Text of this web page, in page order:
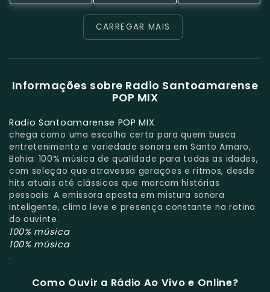
CARREGAR MAIS
Informações sobre Radio Santoamarense
POP MIX
Radio Santoamarense POP MIX
chega como uma escolha certa para quem busca
entretenimento e variedade sonora em Santo Amaro,
Bahia: 100% música de qualidade para todas as idades,
com seleção que atravessa gerações e ritmos, desde
hits atuais até clássicos que marcam histórias
pessoais. A emissora aposta em mistura sonora
inteligente, clima leve e presença constante na rotina
do ouvinte.
100% música
100% música
.
Como Ouvir a Rádio Ao Vivo e Online?